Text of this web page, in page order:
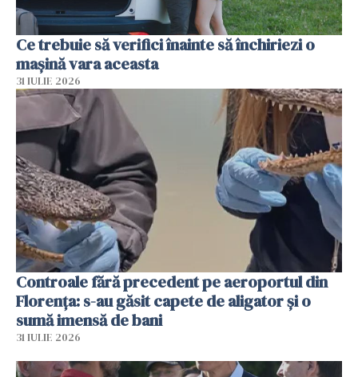
Ce trebuie să verifici înainte să închiriezi o
mașină vara aceasta
31 IULIE 2026
Controale fără precedent pe aeroportul din
Florența: s-au găsit capete de aligator și o
sumă imensă de bani
31 IULIE 2026